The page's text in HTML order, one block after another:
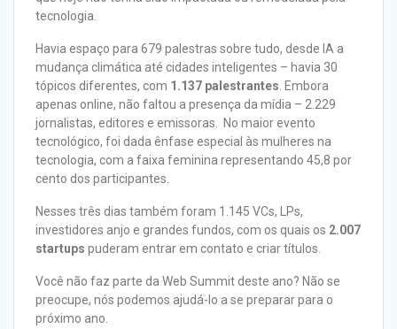
tecnologia.
Havia espaço para 679 palestras sobre tudo, desde IA a
mudança climática até cidades inteligentes – havia 30
tópicos diferentes, com 1.137 palestrantes . Embora
apenas online, não faltou a presença da mídia – 2.229
jornalistas, editores e emissoras. No maior evento
tecnológico, foi dada ênfase especial às mulheres na
tecnologia, com a faixa feminina representando 45,8 por
cento dos participantes.
Nesses três dias também foram 1.145 VCs, LPs,
investidores anjo e grandes fundos, com os quais os 2.007
startups puderam entrar em contato e criar títulos.
Você não faz parte da Web Summit deste ano? Não se
preocupe, nós podemos ajudá-lo a se preparar para o
próximo ano.